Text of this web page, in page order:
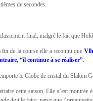
de secondes.
final, malgré le fait que
de la course elle a reconnu que
“il continue à se réaliser”.
le Globe de cristal du Slalom
cette saison. Elle s’est